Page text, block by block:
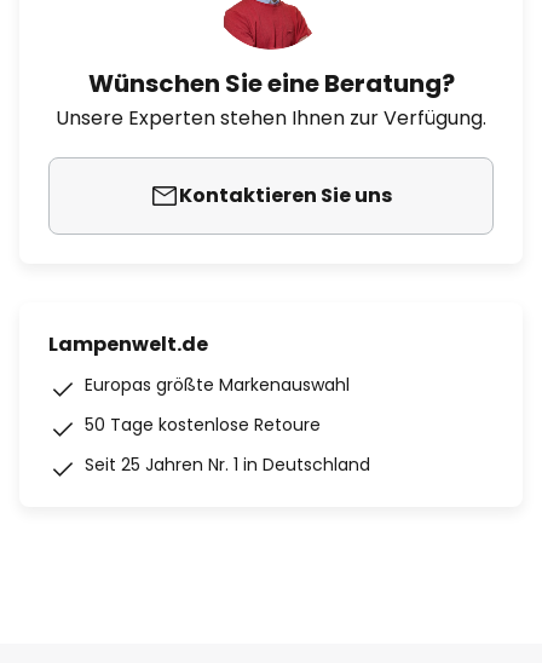
Wünschen Sie eine Beratung?
Unsere Experten stehen Ihnen zur Verfügung.
Kontaktieren Sie uns
Lampenwelt.de
Europas größte Markenauswahl
50 Tage kostenlose Retoure
Seit 25 Jahren Nr. 1 in Deutschland